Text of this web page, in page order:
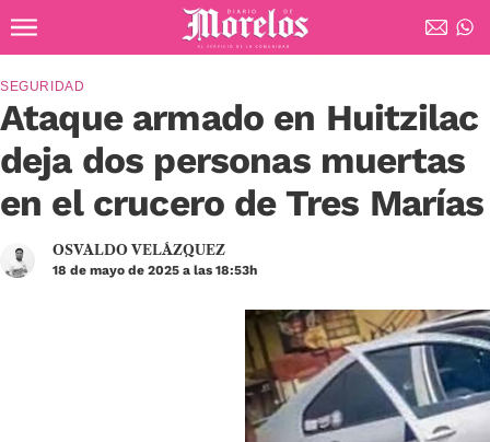
Diario de Morelos
Ataque armado en Huitzilac
deja dos personas muertas
en el crucero de Tres Marías
SEGURIDAD
OSVALDO VELÁZQUEZ
18 de mayo de 2025 a las 18:53h